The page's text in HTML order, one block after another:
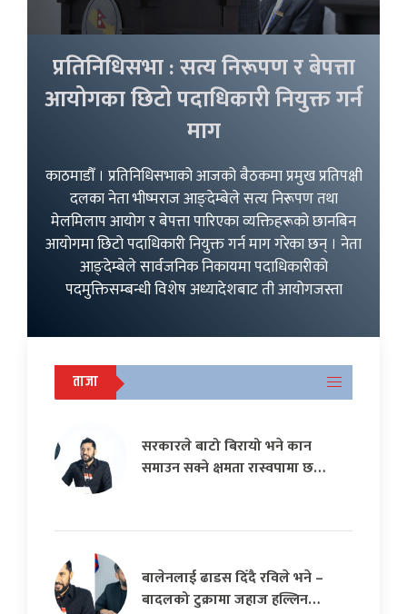
प्रतिनिधिसभा : सत्य निरूपण र बेपत्ता
आयोगका छिटो पदाधिकारी नियुक्त गर्न
माग
काठमाडौँ । प्रतिनिधिसभाको आजको बैठकमा प्रमुख प्रतिपक्षी
दलका नेता भीष्मराज आङ्देम्बेले सत्य निरूपण तथा
मेलमिलाप आयोग र बेपत्ता पारिएका व्यक्तिहरूको छानबिन
आयोगमा छिटो पदाधिकारी नियुक्त गर्न माग गरेका छन् । नेता
आङ्देम्बेले सार्वजनिक निकायमा पदाधिकारीको
पदमुक्तिसम्बन्धी विशेष अध्यादेशबाट ती आयोगजस्ता
ताजा
सरकारले बाटो बिरायो भने कान
समाउन सक्ने क्षमता रास्वपामा छ…
बालेनलाई ढाडस दिँदै रविले भने –
बादलको टुक्रामा जहाज हल्लिन…